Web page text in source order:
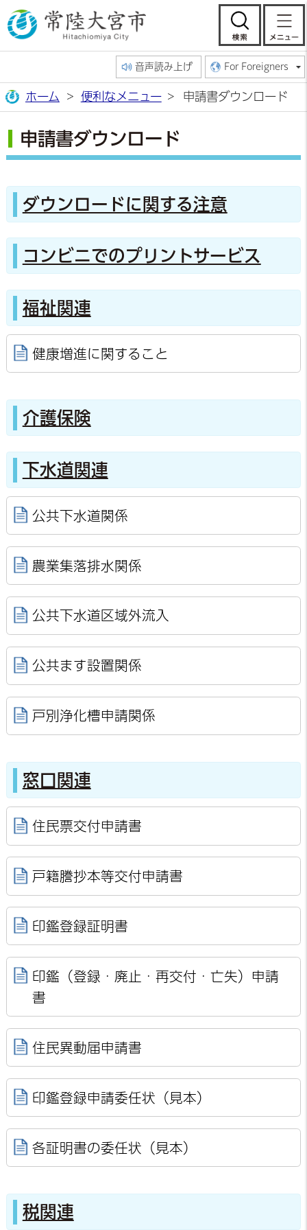
常陸大宮市公
検
音声読み上げ For Foreigners
ホーム 便利なメニュー 申請書ダウンロード
申請書ダウンロード
ダウンロードに関する注意
コンビニでのプリントサービス
福祉関連
健康増進に関すること
介護保険
下水道関連
公共下水道関係
農業集落排水関係
公共下水道区域外流入
公共ます設置関係
戸別浄化槽申請関係
窓口関連
住民票交付申請書
戸籍謄抄本等交付申請書
印鑑登録証明書
印鑑（登録・廃止・再交付・亡失）申請
書
住民異動届申請書
印鑑登録申請委任状（見本）
各証明書の委任状（見本）
税関連